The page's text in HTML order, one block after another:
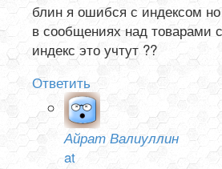
блин я ошибся с индексом
в сообщениях над товарами
индекс это учтут ??
Ответить
Айрат Валиуллин
at